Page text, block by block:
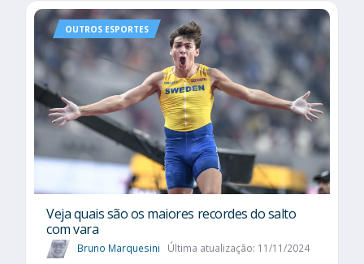
OUTROS ESPORTES
Veja quais são os maiores recordes do salto
com vara
Bruno Marquesini Última atualização: 11/11/2024